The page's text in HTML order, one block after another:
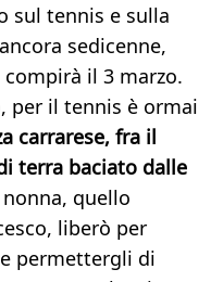
sul tennis e sulla
sedicenne,
il 3 marzo.
per il tennis è ormai
carrarese, fra il
terra baciato dalle
nonna, quello
liberò per
permettergli di